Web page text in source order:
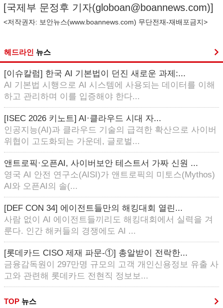
[국제부 문정후 기자(globoan@boannews.com)]
<저작권자: 보안뉴스(www.boannews.com) 무단전재-재배포금지>
헤드라인 뉴스
[이슈칼럼] 한국 AI 기본법이 던진 새로운 과제:...
AI 기본법 시행으로 AI 시스템에 사용되는 데이터를 이해
하고 관리하며 이를 입증해야 한다...
[ISEC 2026 키노트] AI·클라우드 시대 자...
인공지능(AI)과 클라우드 기술의 급격한 확산으로 사이버
위협이 고도화되는 가운데, 글로벌...
앤트로픽·오픈AI, 사이버보안 테스트서 가짜 신원 ...
영국 AI 안전 연구소(AISI)가 앤트로픽의 미토스(Mythos)
AI와 오픈AI의 솔(...
[DEF CON 34] 에이전트들만의 해킹대회 열린...
사람 없이 AI 에이전트들끼리도 해킹대회에서 실력을 겨
룬다. 인간 해커들의 경쟁에도 AI ...
[롯데카드 CISO 제재 파문-①] 총알받이 전락한...
금융감독원이 297만명 규모의 고객 개인신용정보 유출 사
고와 관련해 롯데카드 전현직 정보보...
TOP 뉴스